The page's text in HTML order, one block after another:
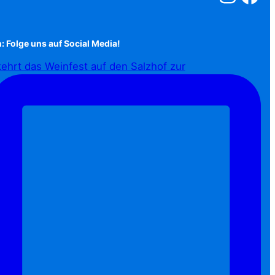
Folge uns auf Social Media!
das Weinfest auf den Salzhof zur